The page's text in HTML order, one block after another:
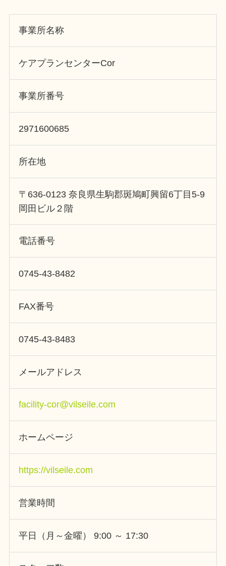
事業所名称
ケアプランセンターCor
事業所番号
2971600685
所在地
〒636-0123 奈良県生駒郡斑鳩町興留6丁目5-9
岡田ビル２階
電話番号
0745-43-8482
FAX番号
0745-43-8483
メールアドレス
facility-cor@vilseile.com
ホームページ
https://vilseile.com
営業時間
平日（月～金曜） 9:00 ～ 17:30